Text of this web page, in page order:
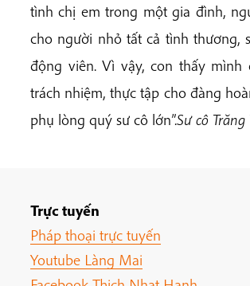
tình chị em trong một gia đình,
cho người nhỏ tất cả tình thương,
động viên. Vì vậy, con thấy mình
trách nhiệm, thực tập cho đàng
phụ lòng quý sư cô lớn”.Sư cô
Trực tuyến
Pháp thoại trực tuyến
Youtube Làng Mai